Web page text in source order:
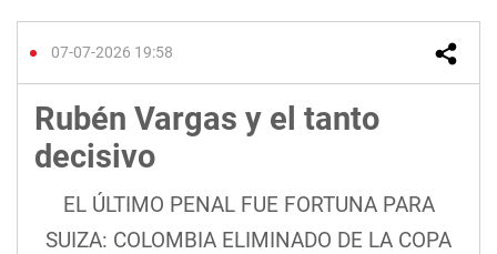
07-07-2026 19:58
Rubén Vargas y el tanto
decisivo
EL ÚLTIMO PENAL FUE FORTUNA PARA
SUIZA: COLOMBIA ELIMINADO DE LA COPA